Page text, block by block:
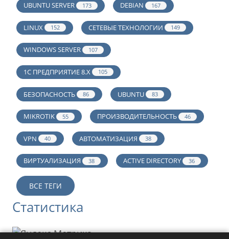
UBUNTU SERVER 173 DEBIAN 167
LINUX 152 СЕТЕВЫЕ ТЕХНОЛОГИИ 149
WINDOWS SERVER 107
1С ПРЕДПРИЯТИЕ 8.Х 105
БЕЗОПАСНОСТЬ 86 UBUNTU 83
MIKROTIK 55 ПРОИЗВОДИТЕЛЬНОСТЬ 46
VPN 40 АВТОМАТИЗАЦИЯ 38
ВИРТУАЛИЗАЦИЯ 38 ACTIVE DIRECTORY 36
ВСЕ ТЕГИ
Статистика